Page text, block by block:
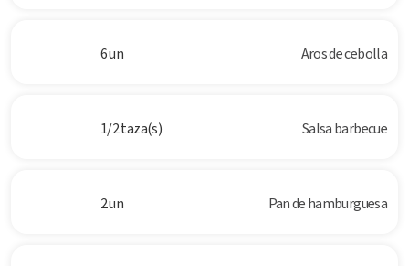
6 un Aros de cebolla
1/2 taza(s) Salsa barbecue
2 un Pan de hamburguesa